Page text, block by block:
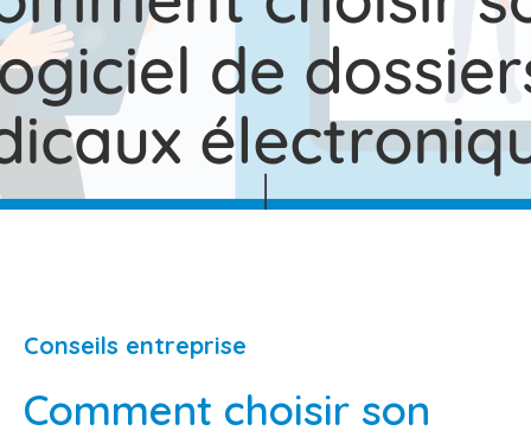
Conseils entreprise
Comment choisir son